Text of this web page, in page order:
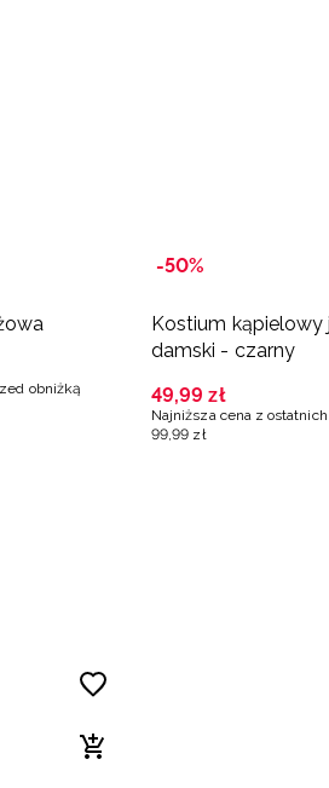
obniżką
-50%
Kostium
damski - czarny
49,99 zł
Najniższa cena z
99 ,99 zł